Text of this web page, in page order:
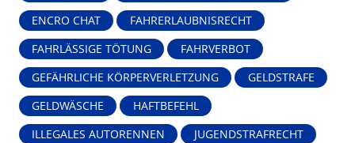
ENCRO CHAT FAHRERLAUBNISRECHT
FAHRLÄSSIGE TÖTUNG FAHRVERBOT
GEFÄHRLICHE KÖRPERVERLETZUNG GELDSTRAFE
GELDWÄSCHE HAFTBEFEHL
ILLEGALES AUTORENNEN JUGENDSTRAFRECHT